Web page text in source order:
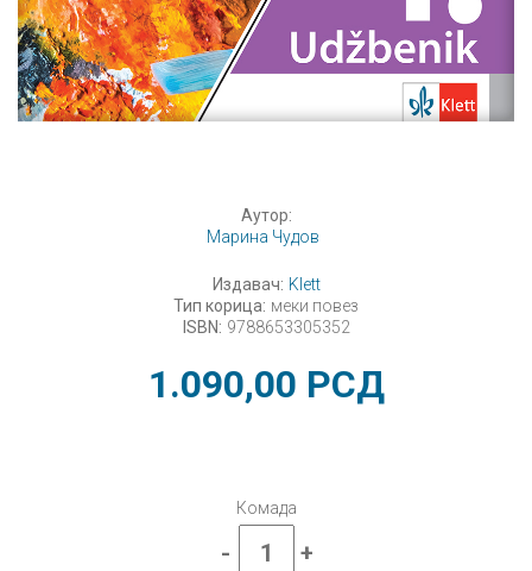
Аутор:
Марина Чудов
Издавач: Klett
Тип корица: меки повез
ISBN: 9788653305352
1.090,00 РСД
Комада
-
Ликовна
+